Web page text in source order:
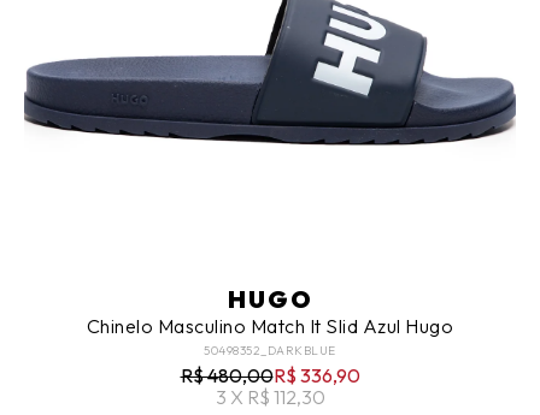
HUGO
Chinelo Masculino Match It Slid Azul Hugo
50498352_DARKBLUE
R$ 480,00R$ 336,90
3 X R$ 112,30